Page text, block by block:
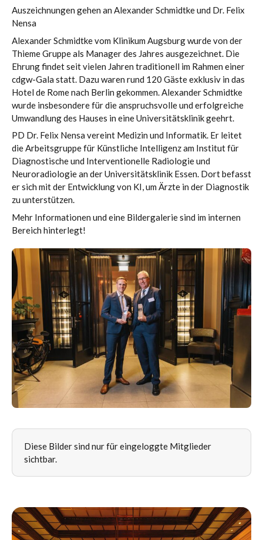
Auszeichnungen gehen an Alexander Schmidtke und Dr. Felix
Nensa
Alexander Schmidtke vom Klinikum Augsburg wurde von der
Thieme Gruppe als Manager des Jahres ausgezeichnet. Die
Ehrung findet seit vielen Jahren traditionell im Rahmen einer
cdgw-Gala statt. Dazu waren rund 120 Gäste exklusiv in das
Hotel de Rome nach Berlin gekommen. Alexander Schmidtke
wurde insbesondere für die anspruchsvolle und erfolgreiche
Umwandlung des Hauses in eine Universitätsklinik geehrt.
PD Dr. Felix Nensa vereint Medizin und Informatik. Er leitet
die Arbeitsgruppe für Künstliche Intelligenz am Institut für
Diagnostische und Interventionelle Radiologie und
Neuroradiologie an der Universitätsklinik Essen. Dort befasst
er sich mit der Entwicklung von KI, um Ärzte in der Diagnostik
zu unterstützen.
Mehr Informationen und eine Bildergalerie sind im internen
Bereich hinterlegt!
Diese Bilder sind nur für eingeloggte Mitglieder
sichtbar.